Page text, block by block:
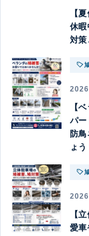
【
休暇
対策
【
パー
防
ょう
【
愛車